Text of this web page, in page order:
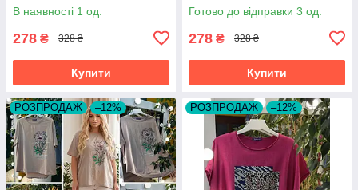
В наявності 1 од.
278 ₴ 328 ₴
Купити
Готово до відправки 3 од.
278 ₴ 328 ₴
Купити
РОЗПРОДАЖ –12% РОЗПРОДАЖ –12%